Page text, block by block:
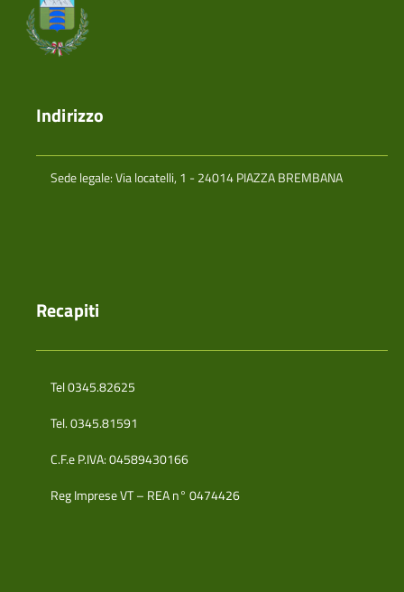
Indirizzo
Sede legale: Via locatelli, 1 - 24014 PIAZZA BREMBANA
Recapiti
Tel 0345.82625
Tel. 0345.81591
C.F.e P.IVA: 04589430166
Reg Imprese VT – REA n° 0474426